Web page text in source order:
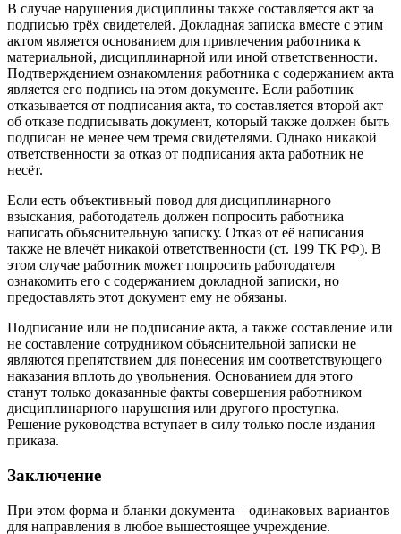
В случае нарушения дисциплины также составляется акт за
подписью трёх свидетелей. Докладная записка вместе с этим
актом является основанием для привлечения работника к
материальной, дисциплинарной или иной ответственности.
Подтверждением ознакомления работника с содержанием акта
является его подпись на этом документе. Если работник
отказывается от подписания акта, то составляется второй акт
об отказе подписывать документ, который также должен быть
подписан не менее чем тремя свидетелями. Однако никакой
ответственности за отказ от подписания акта работник не
несёт.
Если есть объективный повод для дисциплинарного
взыскания, работодатель должен попросить работника
написать объяснительную записку. Отказ от её написания
также не влечёт никакой ответственности (ст. 199 ТК РФ). В
этом случае работник может попросить работодателя
ознакомить его с содержанием докладной записки, но
предоставлять этот документ ему не обязаны.
Подписание или не подписание акта, а также составление или
не составление сотрудником объяснительной записки не
являются препятствием для понесения им соответствующего
наказания вплоть до увольнения. Основанием для этого
станут только доказанные факты совершения работником
дисциплинарного нарушения или другого проступка.
Решение руководства вступает в силу только после издания
приказа.
Заключение
При этом форма и бланки документа – одинаковых вариантов
для направления в любое вышестоящее учреждение.